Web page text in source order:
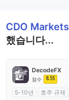
CDO Markets
했습니다...
DecodeFX
점수 8.55
5-10년
호주 규제